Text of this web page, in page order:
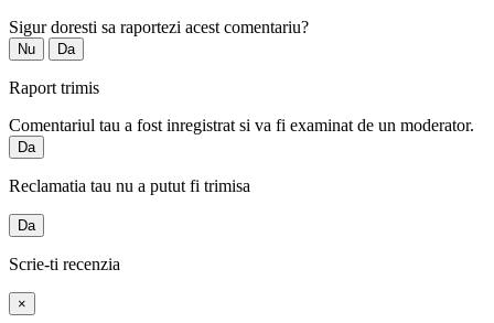
Sigur doresti sa raportezi acest comentariu?
Nu Da
Raport trimis
Comentariul tau a fost inregistrat si va fi examinat de un moderator.
Da
Reclamatia tau nu a putut fi trimisa
Da
Scrie-ti recenzia
×